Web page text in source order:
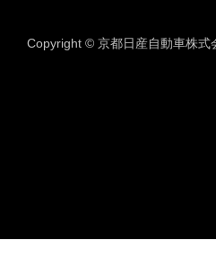
Copyright © 京都日産自動車株式